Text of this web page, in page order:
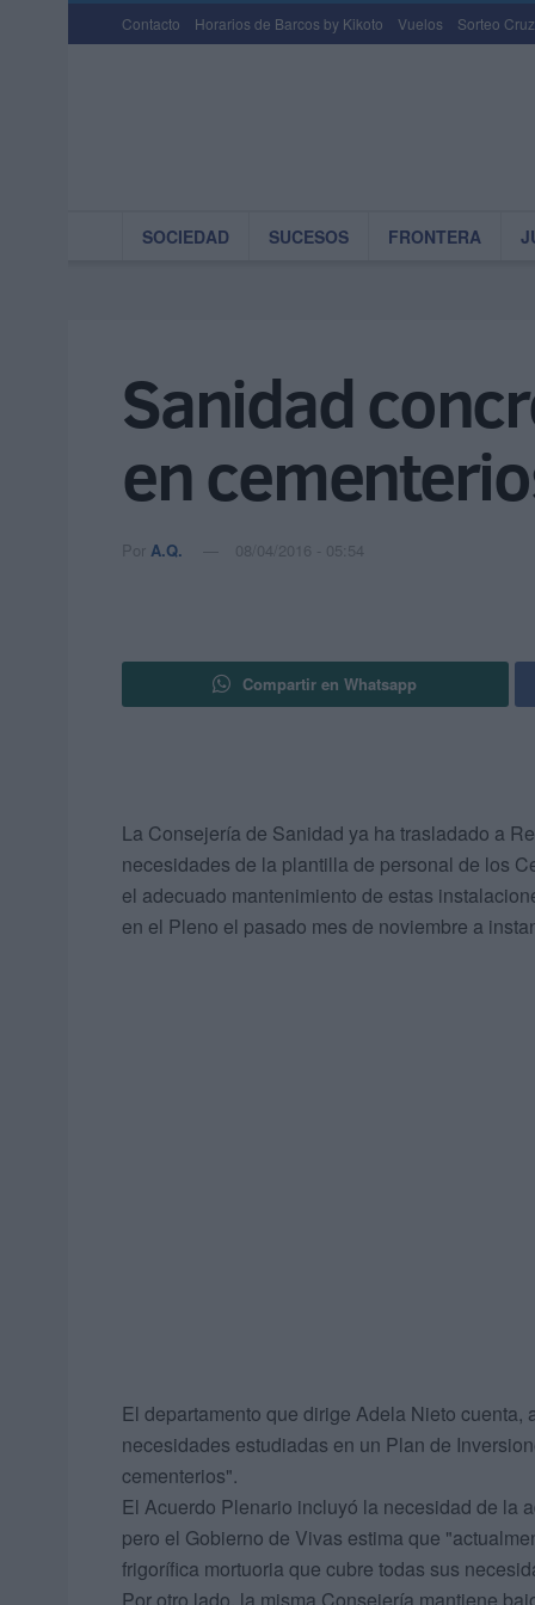
Contacto Horarios de Barcos by Kikoto Vuelos Sorteo
SOCIEDAD SUCESOS FRONTERA
Sanidad
en
Por A.Q. 08/04/2016 - 05:54
Compartir en Whatsapp
La Consejería de Sanidad ya ha trasladado a
necesidades de la plantilla de personal de los
el adecuado mantenimiento de estas
en el Pleno el pasado mes de noviembre a
El departamento que dirige Adela Nieto
necesidades estudiadas en un Plan de
cementerios".
El Acuerdo Plenario incluyó la necesidad de la
pero el Gobierno de Vivas estima que
frigorífica mortuoria que cubre todas sus